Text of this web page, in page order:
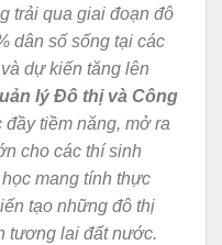
trải qua giai đoạn đô
dân số sống tại các
dự kiến tăng lên
lý Đô thị và Công
tiềm năng, mở ra
cho các thí sinh
mang tính thực
tạo những đô thị
tương lai đất nước.